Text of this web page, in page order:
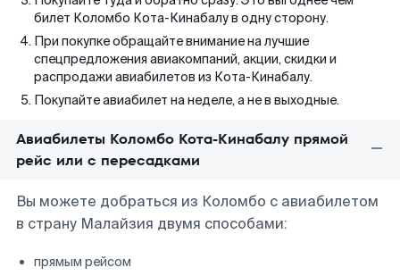
билет Коломбо Кота-Кинабалу в одну сторону.
При покупке обращайте внимание на лучшие
спецпредложения авиакомпаний, акции, скидки и
распродажи авиабилетов из Кота-Кинабалу.
Покупайте авиабилет на неделе, а не в выходные.
Авиабилеты Коломбо Кота-Кинабалу прямой
рейс или с пересадками
Вы можете добраться из Коломбо с авиабилетом
в страну Малайзия двумя способами:
прямым рейсом